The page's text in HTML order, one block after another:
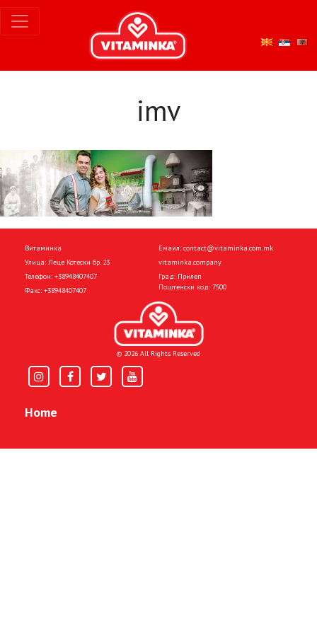
imv
Витаминка
Улица: Леце Котески бр. 23
Телефон: +38948407407
Факс: +38948407407
Емаил: contact@vitaminka.com.mk
vitaminka.company
Град: Прилеп
Поштенски код: 7500
© 2026 All Rights Reserved
Home